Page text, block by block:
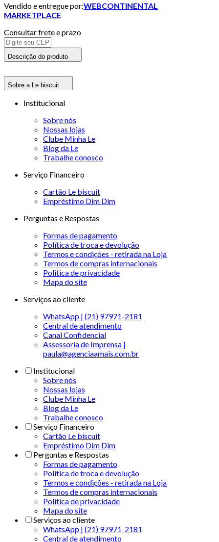
Vendido e entregue por:WEBCONTINENTAL
MARKETPLACE
Consultar frete e prazo
Descrição do produto
Sobre a Le biscuit
Institucional
Sobre nós
Nossas lojas
Clube Minha Le
Blog da Le
Trabalhe conosco
Serviço Financeiro
Cartão Le biscuit
Empréstimo Dim Dim
Perguntas e Respostas
Formas de pagamento
Política de troca e devolução
Termos e condições - retirada na Loja
Termos de compras internacionais
Politica de privacidade
Mapa do site
Serviços ao cliente
WhatsApp | (21) 97971-2181
Central de atendimento
Canal Confidencial
Assessoria de Imprensa |
paula@agenciaamais.com.br
Institucional
Sobre nós
Nossas lojas
Clube Minha Le
Blog da Le
Trabalhe conosco
Serviço Financeiro
Cartão Le biscuit
Empréstimo Dim Dim
Perguntas e Respostas
Formas de pagamento
Política de troca e devolução
Termos e condições - retirada na Loja
Termos de compras internacionais
Politica de privacidade
Mapa do site
Serviços ao cliente
WhatsApp | (21) 97971-2181
Central de atendimento